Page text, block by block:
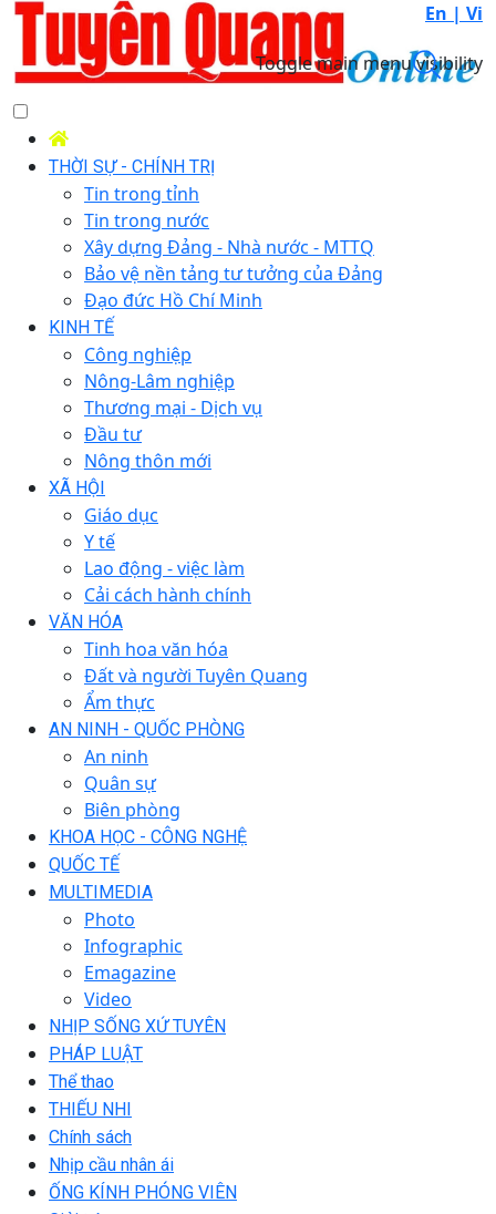
En | Vi
Toggle main menu visibility
THỜI SỰ - CHÍNH TRỊ
Tin trong tỉnh
Tin trong nước
Xây dựng Đảng - Nhà nước - MTTQ
Bảo vệ nền tảng tư tưởng của Đảng
Đạo đức Hồ Chí Minh
KINH TẾ
Công nghiệp
Nông-Lâm nghiệp
Thương mại - Dịch vụ
Đầu tư
Nông thôn mới
XÃ HỘI
Giáo dục
Y tế
Lao động - việc làm
Cải cách hành chính
VĂN HÓA
Tinh hoa văn hóa
Đất và người Tuyên Quang
Ẩm thực
AN NINH - QUỐC PHÒNG
An ninh
Quân sự
Biên phòng
KHOA HỌC - CÔNG NGHỆ
QUỐC TẾ
MULTIMEDIA
Photo
Infographic
Emagazine
Video
NHỊP SỐNG XỨ TUYÊN
PHÁP LUẬT
Thể thao
THIẾU NHI
Chính sách
Nhịp cầu nhân ái
ỐNG KÍNH PHÓNG VIÊN